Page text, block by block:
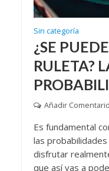
Sin categoría
¿SE
RULETA?
Añadir Comentario
Es fundamental
las
disfrutar
que así vas a